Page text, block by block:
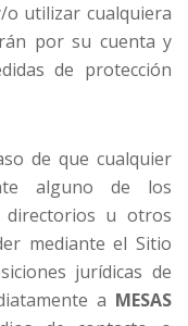
o utilizar cualquiera
por su cuenta y
de protección
de que cualquier
alguno de los
directorios u otros
mediante el Sitio
jurídicas de
a MESAS